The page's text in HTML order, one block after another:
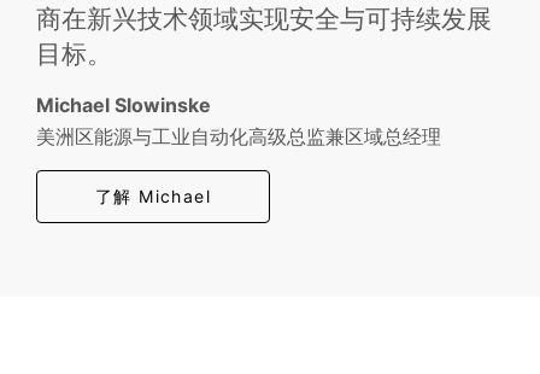
商在新兴技术领域实现安全与可持续发展
目标。
Michael Slowinske
美洲区能源与工业自动化高级总监兼区域总经理
了解 Michael